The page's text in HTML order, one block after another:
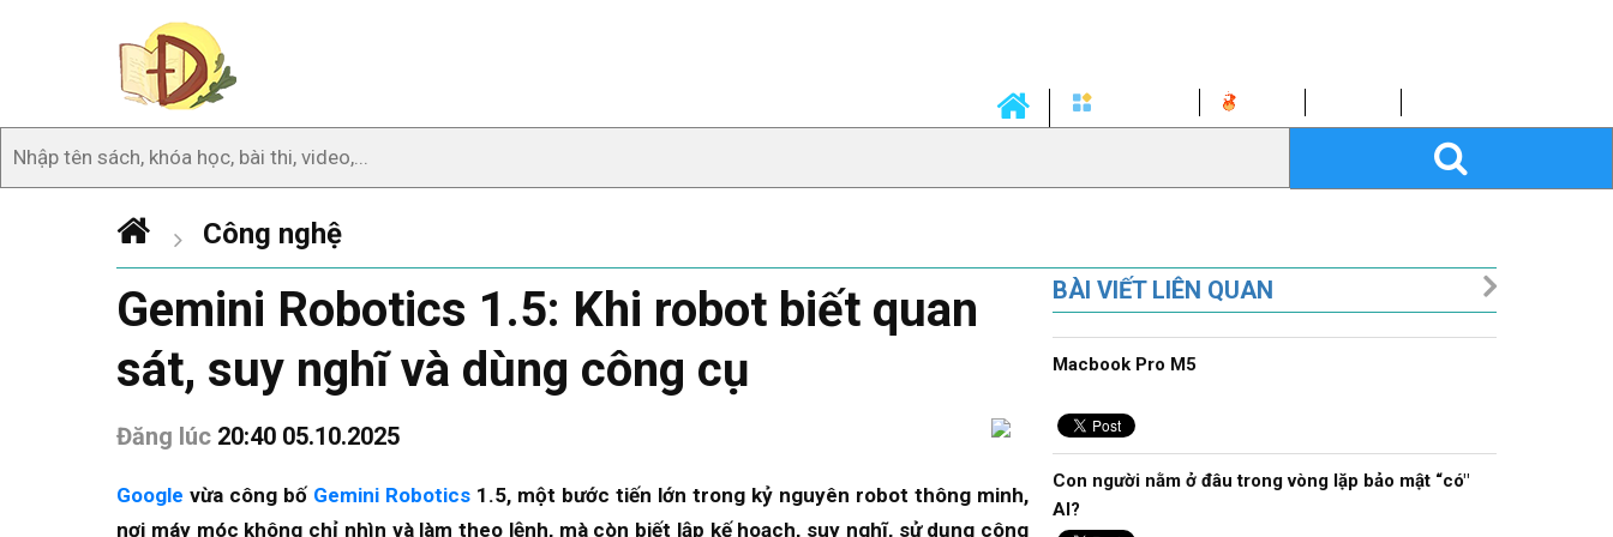
Công nghệ
Gemini Robotics 1.5: Khi robot biết quan
sát, suy nghĩ và dùng công cụ
Đăng lúc 20:40 05.10.2025
Google vừa công bố Gemini Robotics 1.5, một bước tiến lớn trong kỷ nguyên robot thông minh,
nơi máy móc không chỉ nhìn và làm theo lệnh, mà còn biết lập kế hoạch, suy nghĩ, sử dụng công
BÀI VIẾT LIÊN QUAN
Macbook Pro M5
Con người nằm ở đâu trong vòng lặp bảo mật “có"
AI?